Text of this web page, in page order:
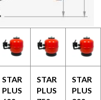
STAR
PLUS
STAR
PLUS
STAR
PLUS